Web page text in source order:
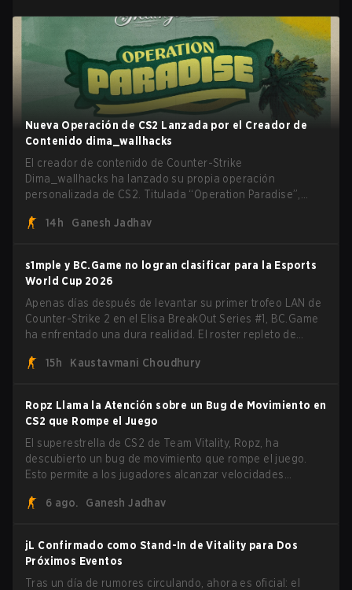
Nueva Operación de CS2 Lanzada por el Creador de
Contenido dima_wallhacks
El creador de contenido de Counter-Strike
Dima_wallhacks ha lanzado su propia operación
personalizada de CS2. Titulada “Operation Paradise”,
misiones, cosméticos y más.
14h Ganesh Jadhav
s1mple y BC.Game no logran clasificar para la Esports
World Cup 2026
Apenas días después de levantar su primer trofeo LAN de
Counter-Strike 2 en el Elisa BreakOut Series #1, BC.Game
ha enfrentado una dura realidad. El roster repleto de
generó impulso, ha sido eliminado de su siguiente salida.
15h Kaustavmani Choudhury
Ropz Llama la Atención sobre un Bug de Movimiento en
CS2 que Rompe el Juego
El superestrella de CS2 de Team Vitality, Ropz, ha
descubierto un bug de movimiento que rompe el juego.
Esto permite a los jugadores alcanzar velocidades
6 ago.
Ganesh Jadhav
jL Confirmado como Stand-In de Vitality para Dos
Próximos Eventos
Tras un día de rumores circulando, ahora es oficial: el